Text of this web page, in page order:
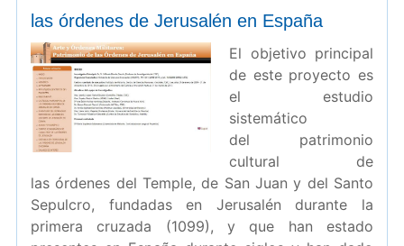
las órdenes de Jerusalén en España
El objetivo principal
de este proyecto es
el estudio
sistemático
del patrimonio
cultural de
las órdenes del Temple, de San Juan y del Santo
Sepulcro, fundadas en Jerusalén durante la
primera cruzada (1099), y que han estado